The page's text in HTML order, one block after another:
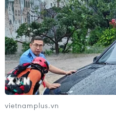
11/12/2019 01:26
Phát biểu ngay sau lễ nhậm
Fernandez đã kêu gọi tất cả
nhau đoàn kết, chấm dứt sự
ích chung của dân tộc.
vietnamplus.vn